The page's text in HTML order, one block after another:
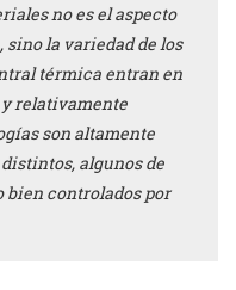
no es el aspecto
sino la variedad de los
térmica entran en
relativamente
son altamente
algunos de
bien controlados por